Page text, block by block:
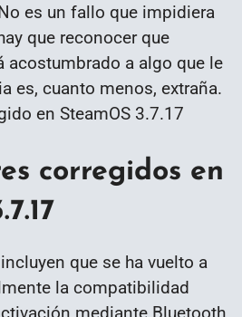
es un fallo que impidiera
que reconocer que
acostumbrado a algo que le
es, cuanto menos, extraña.
en SteamOS 3.7.17
corregidos en
que se ha vuelto a
la compatibilidad
mediante Bluetooth